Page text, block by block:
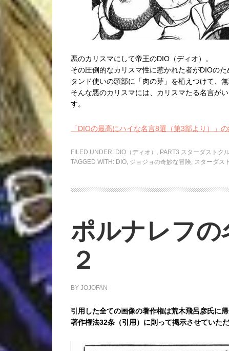
悪のカリスマにして帝王のDIO（ディオ）。
その圧倒的なカリスマ性に惹かれた者がDIOの
タンド使いの頭部に「肉の芽」を植えつけて、
そんな悪のカリスマには、カリスマたる名言が
す。
「DIOの最高にハイな名言8選（第3部より）」
FILED UNDER: DIO（ディオ） , PART3 スターダストク
TAGGED WITH: DIO, ジョジョの奇妙な冒険, スターダス
ポルナレフ
２
BY JOJOFAN
引用した全ての画像の著作権は荒木飛呂彦氏に帰
著作権法32条（引用）に則って掲示させていただ